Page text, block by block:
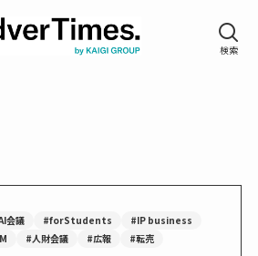
会議 #forStudents
#IP business
#人財会議 #広報 #転売